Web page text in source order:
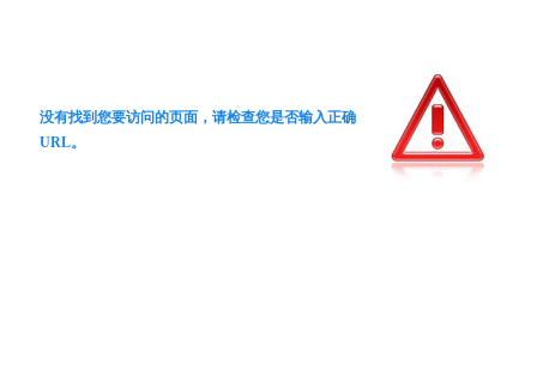
没有找到您要访问的页面，请检查您是否输入正确
URL。